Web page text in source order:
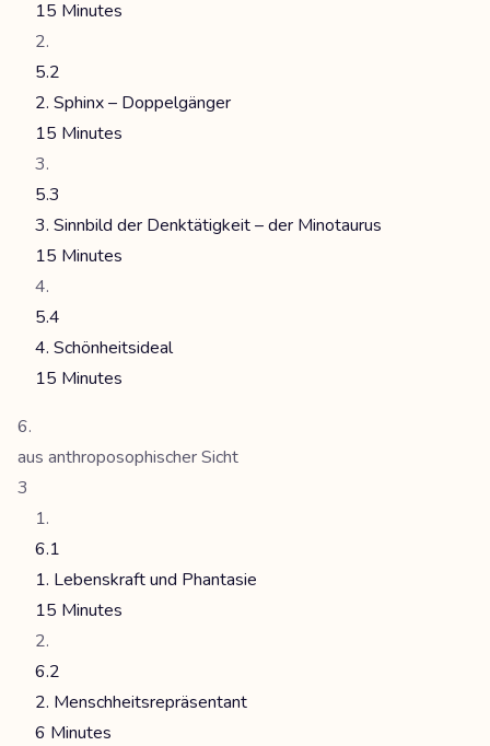
15 Minutes
5.2
2. Sphinx – Doppelgänger
15 Minutes
5.3
3. Sinnbild der Denktätigkeit – der Minotaurus
15 Minutes
5.4
4. Schönheitsideal
15 Minutes
aus anthroposophischer Sicht
3
6.1
1. Lebenskraft und Phantasie
15 Minutes
6.2
2. Menschheitsrepräsentant
6 Minutes